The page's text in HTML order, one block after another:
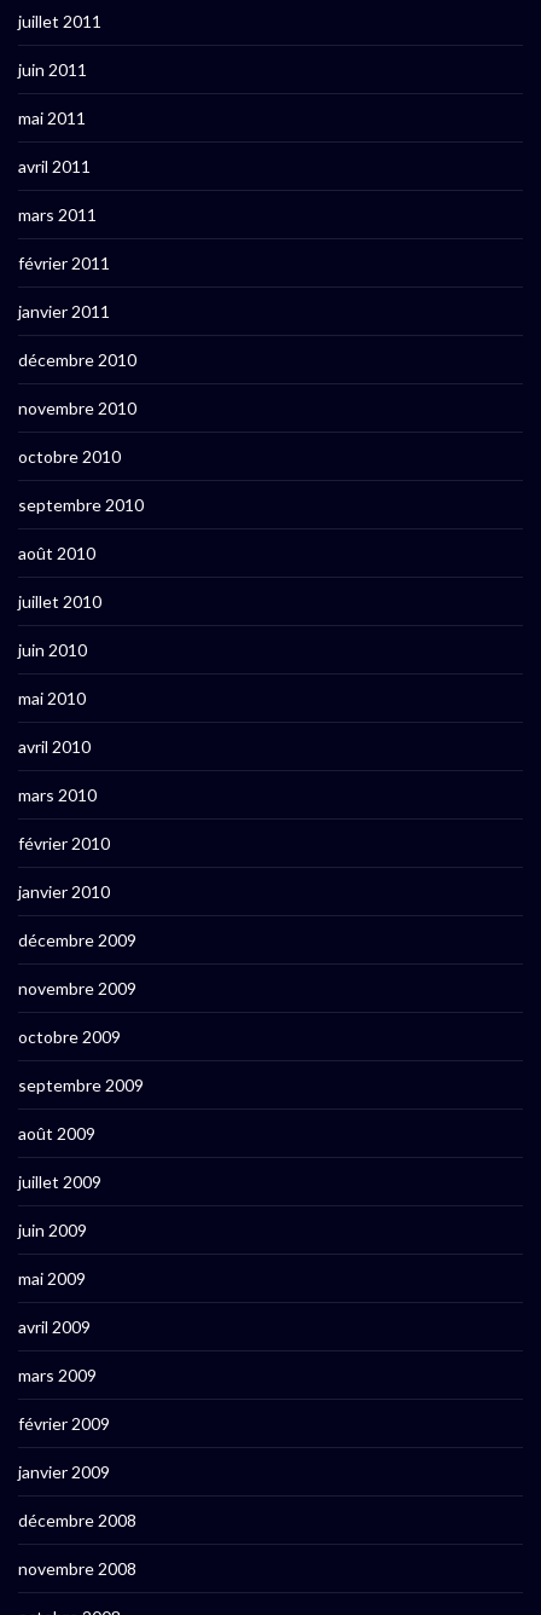
juillet 2011
juin 2011
mai 2011
avril 2011
mars 2011
février 2011
janvier 2011
décembre 2010
novembre 2010
octobre 2010
septembre 2010
août 2010
juillet 2010
juin 2010
mai 2010
avril 2010
mars 2010
février 2010
janvier 2010
décembre 2009
novembre 2009
octobre 2009
septembre 2009
août 2009
juillet 2009
juin 2009
mai 2009
avril 2009
mars 2009
février 2009
janvier 2009
décembre 2008
novembre 2008